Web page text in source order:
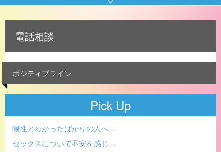
電話相談
ポジティブライン
Pick Up
陽性とわかったばかりの人へ…
セックスについて不安を感じ…